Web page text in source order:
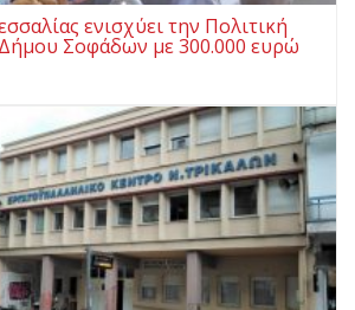
ενισχύει την Πολιτική
Σοφάδων με 300.000 ευρώ